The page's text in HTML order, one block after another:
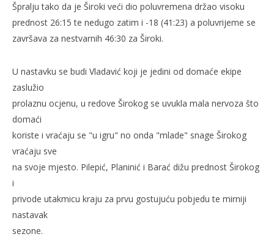
Špralju tako da je Široki veći dio poluvremena držao visoku
prednost 26:15 te nedugo zatim i -18 (41:23) a poluvrijeme se
završava za nestvarnih 46:30 za Široki.
U nastavku se budi Vladavić koji je jedini od domaće ekipe
zaslužio
prolaznu ocjenu, u redove Širokog se uvukla mala nervoza što
domaći
koriste i vraćaju se "u igru" no onda "mlade" snage Širokog
vraćaju sve
na svoje mjesto. Pilepić, Planinić i Barać dižu prednost Širokog
i
privode utakmicu kraju za prvu gostujuću pobjedu te mirniji
nastavak
sezone.